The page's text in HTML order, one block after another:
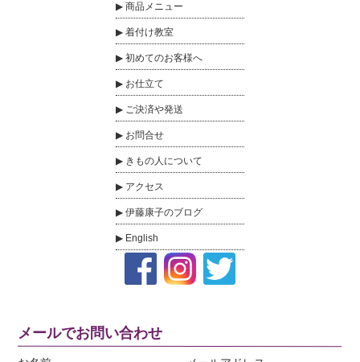
商品メニュー
着付け教室
初めてのお客様へ
お仕立て
ご決済や発送
お問合せ
きもの人について
アクセス
伊藤康子のブログ
English
メールでお問い合わせ